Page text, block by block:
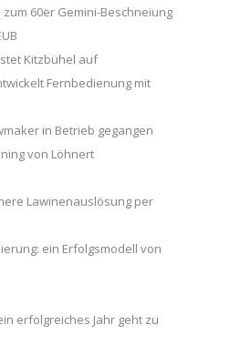
zum 60er Gemini-Beschneiung
Kitzbühel auf
Fernbedienung mit
in Betrieb gegangen
von Löhnert
Lawinenauslösung per
ein Erfolgsmodell von
erfolgreiches Jahr geht zu